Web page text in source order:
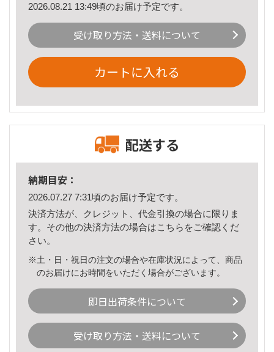
2026.08.21 13:49頃のお届け予定です。
受け取り方法・送料について
カートに入れる
配送する
納期目安：
2026.07.27 7:31頃のお届け予定です。
決済方法が、クレジット、代金引換の場合に限りま
す。その他の決済方法の場合はこちら をご確認くだ
さい。
※土・日・祝日の注文の場合や在庫状況によって、商品
のお届けにお時間をいただく場合がございます。
即日出荷条件について
受け取り方法・送料について